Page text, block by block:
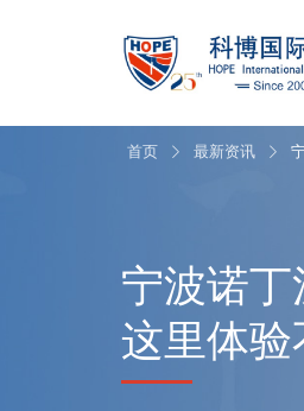
首页 最新资讯
宁波诺
这里体验